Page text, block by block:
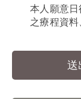
本人願意
之療程資料
送